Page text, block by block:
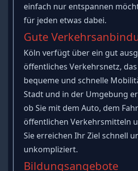
einfach nur entspannen
für jeden etwas dabei.
Gute
Köln verfügt über ein gut
öffentliches Verkehrsnetz,
bequeme und schnelle
Stadt und in der Umgebung
ob Sie mit dem Auto, dem
öffentlichen Verkehrsmitteln
Sie erreichen Ihr Ziel schnell
unkompliziert.
Bildungsangebote